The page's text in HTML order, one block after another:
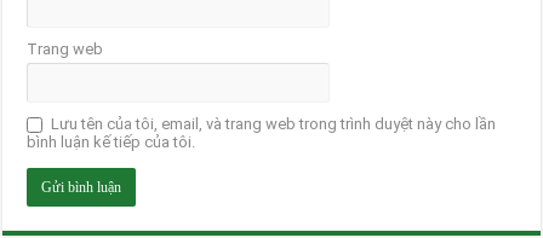
Trang web
Lưu tên của tôi, email, và trang web trong trình duyệt này cho lần
bình luận kế tiếp của tôi.